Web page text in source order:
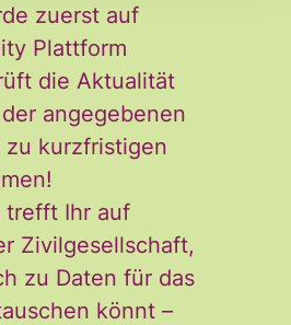
zuerst auf
Plattform
die Aktualität
angegebenen
zu kurzfristigen
trefft Ihr auf
Zivilgesellschaft,
zu Daten für das
könnt –
den Newsletter
Lab per E-Mail
Einwilligung
widerrufen.
Hinweise zum
der Verarbeitung
den
stimme diesen zu.